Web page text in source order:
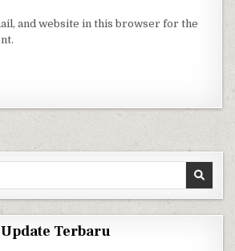
and website in this browser for the
Update Terbaru